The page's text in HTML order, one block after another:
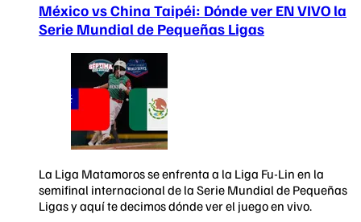
México vs China Taipéi: Dónde ver EN VIVO la
Serie Mundial de Pequeñas Ligas
La Liga Matamoros se enfrenta a la Liga Fu-Lin en la
semifinal internacional de la Serie Mundial de Pequeñas
Ligas y aquí te decimos dónde ver el juego en vivo.